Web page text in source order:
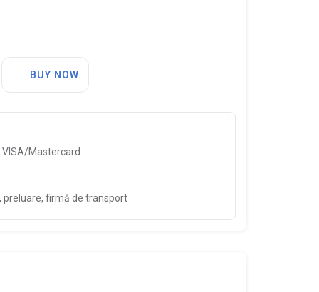
BUY NOW
Mastercard
preluare, firmă de transport